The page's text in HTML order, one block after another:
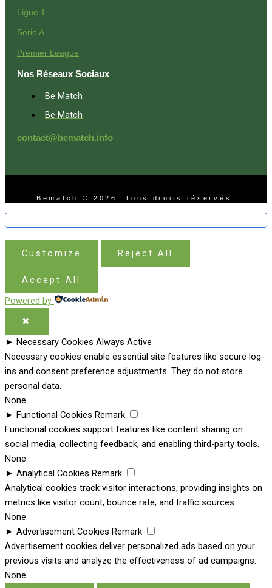
Ligue 1
Serie A
Premier League
Nos Réseaux Sociaux
Be Match
Be Match
contact@bematch.info
Bematch © 2026. Tous droits réservés.
Customize Reject All
Accept All
Powered by
✖
► Necessary Cookies Always Active
Necessary cookies enable essential site features like secure log-
ins and consent preference adjustments. They do not store
personal data.
None
► Functional Cookies Remark
Functional cookies support features like content sharing on
social media, collecting feedback, and enabling third-party tools.
None
► Analytical Cookies Remark
Analytical cookies track visitor interactions, providing insights on
metrics like visitor count, bounce rate, and traffic sources.
None
► Advertisement Cookies Remark
Advertisement cookies deliver personalized ads based on your
previous visits and analyze the effectiveness of ad campaigns.
None